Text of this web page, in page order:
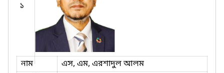
১
নাম
এস, এম, এরশাদুল আলম